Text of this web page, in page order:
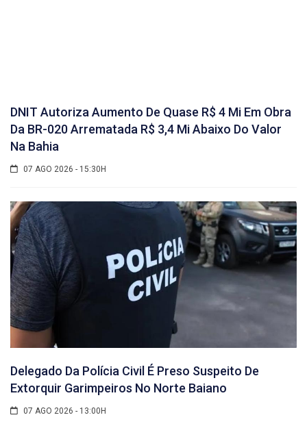
DNIT Autoriza Aumento De Quase R$ 4 Mi Em Obra
Da BR-020 Arrematada R$ 3,4 Mi Abaixo Do Valor
Na Bahia
07 AGO 2026 - 15:30H
Delegado Da Polícia Civil É Preso Suspeito De
Extorquir Garimpeiros No Norte Baiano
07 AGO 2026 - 13:00H